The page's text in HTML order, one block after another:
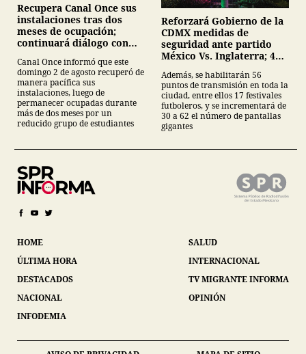
Recupera Canal Once sus
instalaciones tras dos
meses de ocupación;
continuará diálogo con
Canal Once informó que este
domingo 2 de agosto recuperó de
manera pacífica sus
instalaciones, luego de
permanecer ocupadas durante
más de dos meses por un
reducido grupo de estudiantes
Reforzará Gobierno de la
CDMX medidas de
seguridad ante partido
México Vs. Inglaterra; 40
62 pantallas en festivales
futboleros;
Además, se habilitarán 56
puntos de transmisión en toda la
ciudad, entre ellos 17 festivales
futboleros, y se incrementará de
30 a 62 el número de pantallas
gigantes
HOME
ÚLTIMA HORA
DESTACADOS
NACIONAL
INFODEMIA
SALUD
INTERNACIONAL
TV MIGRANTE INFORMA
OPINIÓN